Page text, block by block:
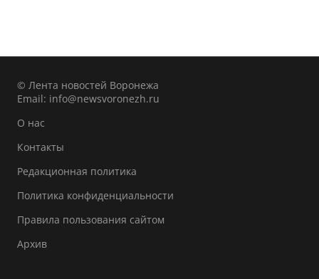
© Лента новостей Воронежа
Email: info@newsvoronezh.ru
О нас
Контакты
Редакционная политика
Политика конфиденциальности
Правила пользования сайтом
Архив